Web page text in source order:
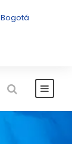
Bogotá